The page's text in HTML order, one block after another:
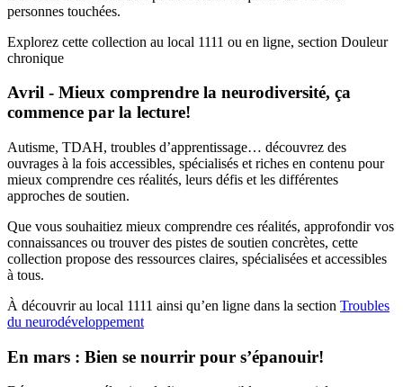
personnes touchées.
Explorez cette collection au local 1111 ou en ligne, section Douleur
chronique
Avril - Mieux comprendre la neurodiversité, ça
commence par la lecture!
Autisme, TDAH, troubles d’apprentissage… découvrez des
ouvrages à la fois accessibles, spécialisés et riches en contenu pour
mieux comprendre ces réalités, leurs défis et les différentes
approches de soutien.
Que vous souhaitiez mieux comprendre ces réalités, approfondir vos
connaissances ou trouver des pistes de soutien concrètes, cette
collection propose des ressources claires, spécialisées et accessibles
à tous.
À découvrir au local 1111 ainsi qu’en ligne dans la section Troubles
du neurodéveloppement
En mars : Bien se nourrir pour s’épanouir!